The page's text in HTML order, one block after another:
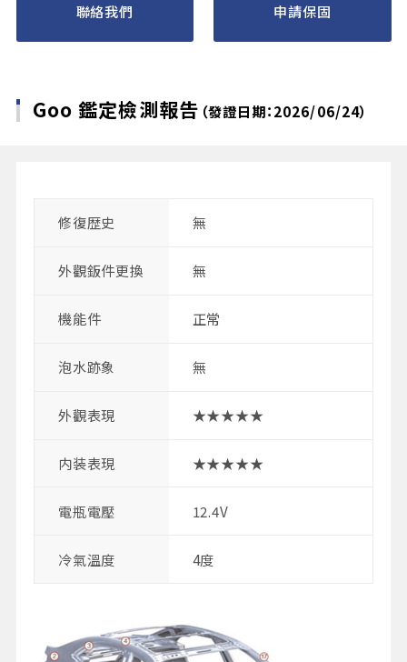
聯絡我們 申請保固
Goo 鑑定檢測報告 （發證日期：2026/06/24）
修復歴史 無
外觀鈑件更換 無
機能件 正常
泡水跡象 無
外觀表現 ★★★★★
内装表現 ★★★★★
電瓶電壓 12.4V
冷氣溫度 4度